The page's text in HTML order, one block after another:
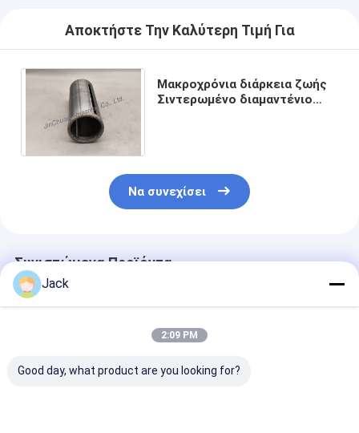
Αποκτήστε Την Καλύτερη Τιμή Για
Μακροχρόνια διάρκεια ζωής
Σιντερωμένο διαμαντένιο
Να συνεχίσει
Συνιστώμενα Προϊόντα
Jack
2:09 PM
Good day, what product are you looking for?